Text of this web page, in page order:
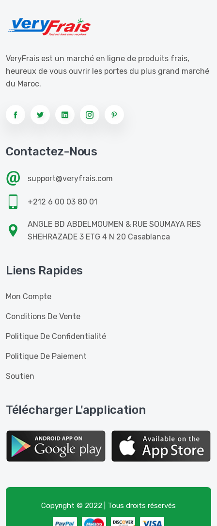
VeryFrais est un marché en ligne de produits frais,
heureux de vous ouvrir les portes du plus grand marché
du Maroc.
Contactez-Nous
support@veryfrais.com
+212 6 00 03 80 01
ANGLE BD ABDELMOUMEN & RUE SOUMAYA RES
SHEHRAZADE 3 ETG 4 N 20 Casablanca
Liens Rapides
Mon Compte
Conditions De Vente
Politique De Confidentialité
Politique De Paiement
Soutien
Télécharger L'application
Copyright © 2022 | Tous droits réservés